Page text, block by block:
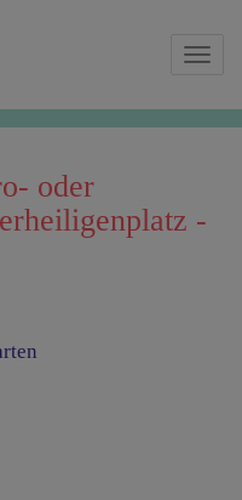
oder
-